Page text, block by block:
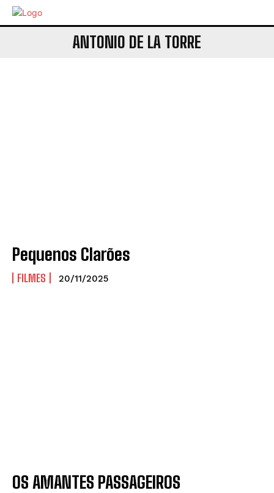
ANTONIO DE LA TORRE
Pequenos Clarões
FILMES 20/11/2025
OS AMANTES PASSAGEIROS